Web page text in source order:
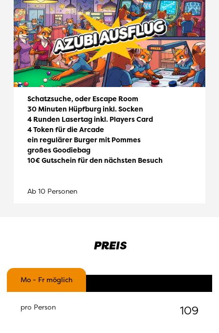
Schatzsuche, oder Escape Room
30 Minuten Hüpfburg inkl. Socken
4 Runden Lasertag inkl. Players Card
4 Token für die Arcade
ein regulärer Burger mit Pommes
großes Goodiebag
10€ Gutschein für den nächsten Besuch
Ab 10 Personen
PREIS
Mo - Fr möglich
pro Person 109